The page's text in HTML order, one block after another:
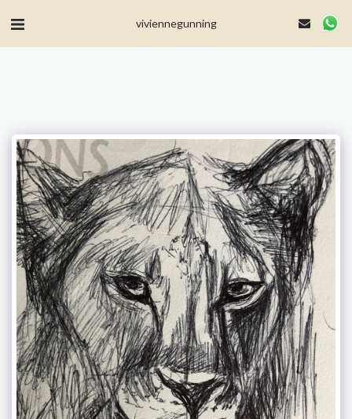
viviennegunning